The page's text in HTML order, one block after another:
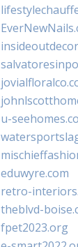
u-
eduwyre.com
retro-
theblvd-
fpet2023.org